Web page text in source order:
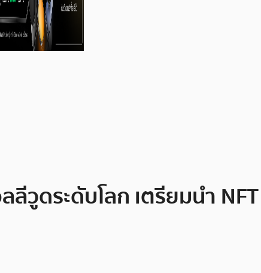
ดระดับโลก เตรียมนำ NFT